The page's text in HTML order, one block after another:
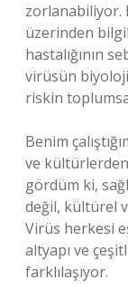
zorlanabiliyor.
üzerinden
hastalığının
virüsün
riskin
Benim
ve
gördüm ki,
değil, kültürel
Virüs herkesi
altyapı ve
farklılaşıyor.